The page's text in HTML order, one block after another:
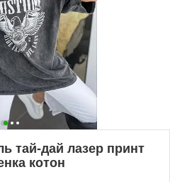
тай-дай лазер принт
котон